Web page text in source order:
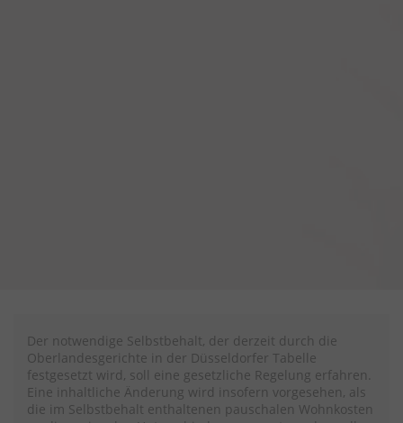
Der notwendige Selbstbehalt, der derzeit durch die
Oberlandesgerichte in der Düsseldorfer Tabelle
festgesetzt wird, soll eine gesetzliche Regelung erfahren.
Eine inhaltliche Änderung wird insofern vorgesehen, als
die im Selbstbehalt enthaltenen pauschalen Wohnkosten